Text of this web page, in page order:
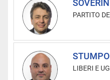
PARTITO
LIBERI E